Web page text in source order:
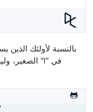
بالنسبة لأولئك